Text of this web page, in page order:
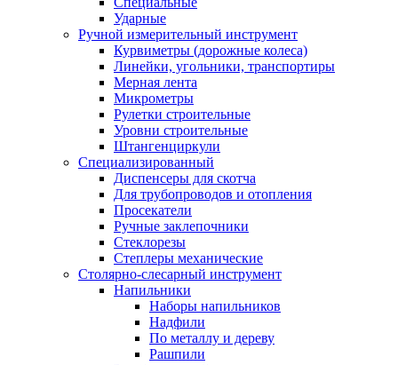
Ударные
Ручной измерительный инструмент
Курвиметры (дорожные колеса)
Линейки, угольники, транспортиры
Мерная лента
Микрометры
Рулетки строительные
Уровни строительные
Штангенциркули
Специализированный
Диспенсеры для скотча
Для трубопроводов и отопления
Просекатели
Ручные заклепочники
Стеклорезы
Степлеры механические
Столярно-слесарный инструмент
Напильники
Наборы напильников
Надфили
По металлу и дереву
Рашпили